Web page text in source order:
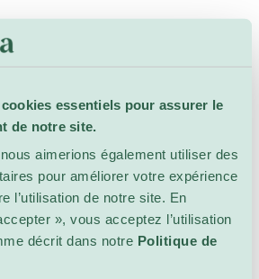
essentiels pour assurer le
de notre site.
aimerions également utiliser des
pour améliorer votre expérience
l’utilisation de notre site. En
», vous acceptez l’utilisation
décrit dans notre Politique de
événements
ce lieu